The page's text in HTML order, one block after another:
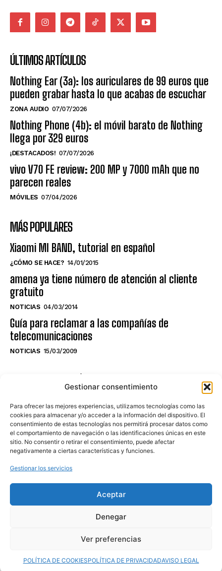
Gestionar consentimiento
Para ofrecer las mejores experiencias, utilizamos tecnologías como las
cookies para almacenar y/o acceder a la información del dispositivo. El
consentimiento de estas tecnologías nos permitirá procesar datos como
el comportamiento de navegación o las identificaciones únicas en este
sitio. No consentir o retirar el consentimiento, puede afectar
negativamente a ciertas características y funciones.
Gestionar los servicios
Aceptar
Denegar
Ver preferencias
POLÍTICA DE COOKIESPOLÍTICA DE PRIVACIDADAVISO LEGAL
ÚLTIMOS ARTÍCULOS
Nothing Ear (3a): los auriculares de 99 euros que
pueden grabar hasta lo que acabas de escuchar
ZONA AUDIO 07/07/2026
Nothing Phone (4b): el móvil barato de Nothing
llega por 329 euros
¡DESTACADOS! 07/07/2026
vivo V70 FE review: 200 MP y 7000 mAh que no
parecen reales
MÓVILES 07/04/2026
MÁS POPULARES
Xiaomi MI BAND, tutorial en español
¿CÓMO SE HACE? 14/01/2015
amena ya tiene número de atención al cliente
gratuito
NOTICIAS 04/03/2014
Guía para reclamar a las compañías de
telecomunicaciones
NOTICIAS 15/03/2009
NO TE PIERDAS LO ÚLTIMO DEL CANAL
Haz clic en «Estoy de acuerdo» para
activar Youtube
POLÍTICA DE COOKIES
© 2025 MovilToday. Todos los derechos reservados.